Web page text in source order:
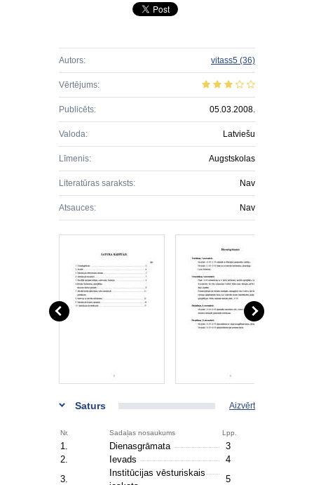
Autors: vitass5 (36)
Vērtējums:
Publicēts: 05.03.2008.
Valoda: Latviešu
Līmenis: Augstskolas
Literatūras saraksts: Nav
Atsauces: Nav
Saturs Aizvērt
Nr. Sadaļas nosaukums Lpp.
1. Dienasgrāmata
3
2.
Ievads
4
3.
Institūcijas vēsturiskais
5